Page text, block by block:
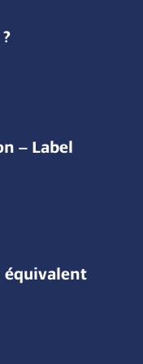
– Label
équivalent